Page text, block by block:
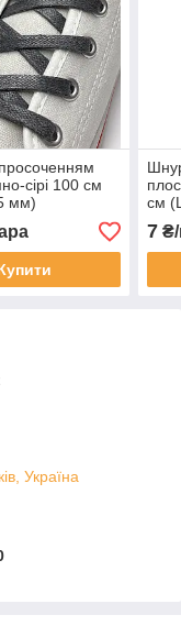
сірі 100 см
мм)
см
7
Україна